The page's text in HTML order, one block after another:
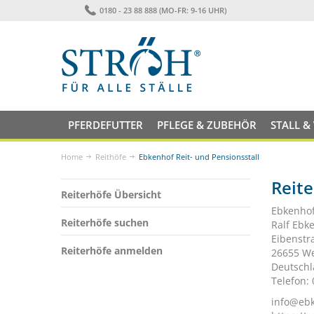
0180 - 23 88 888 (MO-FR: 9-16 UHR)
PFERDEFUTTER PFLEGE & ZUBEHÖR STALL &
Home Reithöfe Ebkenhof Reit- und Pensionsstall
Reiterhöfe Übersicht
Reiterhöfe suchen
Reiterhöfe anmelden
Ralf
26655
Telefon: